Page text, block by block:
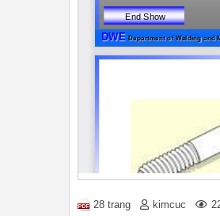
28 trang kimcuc